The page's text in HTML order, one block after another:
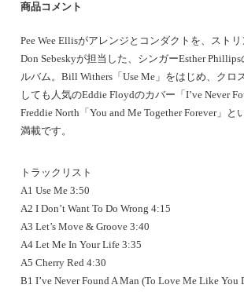
ー
商品コメント
Pee Wee Ellisがアレンジとコンダクトを、スト
Don Sebeskyが担当した、シンガーEsther
ルバム。Bill Withers「Use Me」をはじめ、クロ
しても人気のEddie Floydのカバー「I’ve Never
Freddie North「You and Me Together Forever」
満載です。
トラックリスト
A1 Use Me 3:50
A2 I Don’t Want To Do Wrong 4:15
A3 Let’s Move & Groove 3:40
A4 Let Me In Your Life 3:35
A5 Cherry Red 4:30
B1 I’ve Never Found A Man (To Love Me Like You